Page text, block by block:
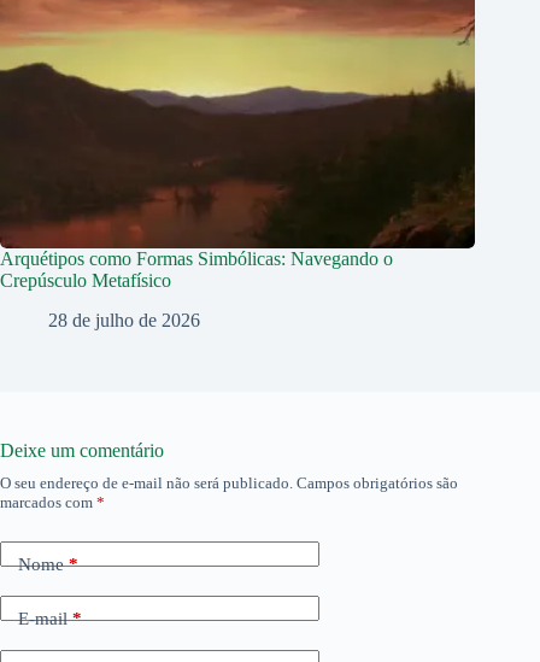
Arquétipos como Formas Simbólicas: Navegando o
Crepúsculo Metafísico
28 de julho de 2026
Deixe um comentário
O seu endereço de e-mail não será publicado. Campos obrigatórios são
marcados com *
Nome*
E-mail*